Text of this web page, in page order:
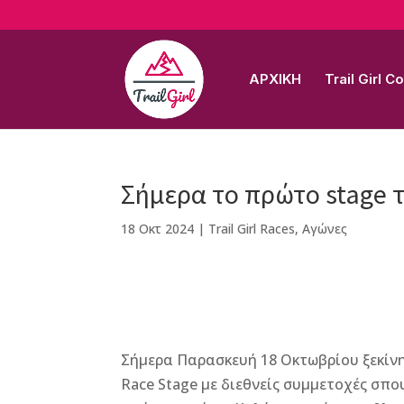
ΑΡΧΙΚΗ Trail Girl
Σήμερα το πρώτο stage
18 Οκτ 2024 | Trail Girl Races,Αγώνες
c sse
m
ai
w
it
n
te
Σήμερα Παρασκευή 18 Οκτωβρίου
Race Stage με διεθνείς συμμετοχές